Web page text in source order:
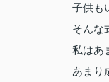
子供も
そんな
私はあ
あまり